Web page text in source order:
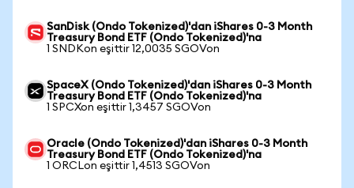
SanDisk (Ondo Tokenized)'dan iShares 0-3 Month
Treasury Bond ETF (Ondo Tokenized)'na
1 SNDKon eşittir 12,0035 SGOVon
SpaceX (Ondo Tokenized)'dan iShares 0-3 Month
Treasury Bond ETF (Ondo Tokenized)'na
1 SPCXon eşittir 1,3457 SGOVon
Oracle (Ondo Tokenized)'dan iShares 0-3 Month
Treasury Bond ETF (Ondo Tokenized)'na
1 ORCLon eşittir 1,4513 SGOVon